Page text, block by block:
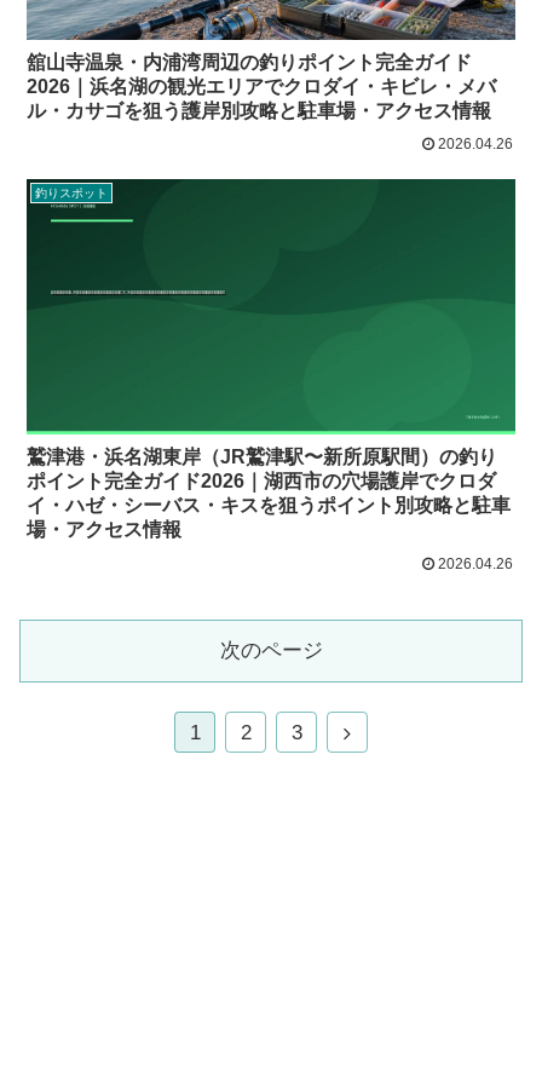
舘山寺温泉・内浦湾周辺の釣りポイント完全ガイド
2026｜浜名湖の観光エリアでクロダイ・キビレ・メバ
ル・カサゴを狙う護岸別攻略と駐車場・アクセス情報
2026.04.26
釣りスポット
鷲津港・浜名湖東岸（JR鷲津駅〜新所原駅間）の釣り
ポイント完全ガイド2026｜湖西市の穴場護岸でクロダ
イ・ハゼ・シーバス・キスを狙うポイント別攻略と駐車
場・アクセス情報
2026.04.26
次のページ
1 2 3